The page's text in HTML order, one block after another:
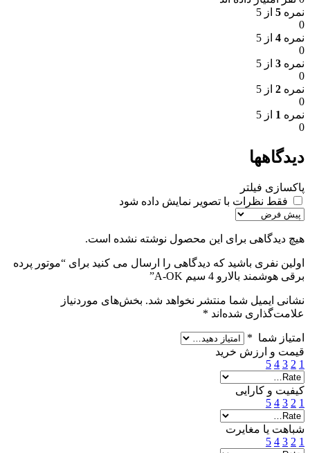
نمره 5 از 5
0
نمره 4 از 5
0
نمره 3 از 5
0
نمره 2 از 5
0
نمره 1 از 5
0
دیدگاهها
پاکسازی فیلتر
فقط نظرات با تصویر نمایش داده شود
هیچ دیدگاهی برای این محصول نوشته نشده است.
اولین نفری باشید که دیدگاهی را ارسال می کنید برای “موتور پرده
برقی هوشمند بالارو 4 سیم A-OK”
نشانی ایمیل شما منتشر نخواهد شد. بخش‌های موردنیاز
علامت‌گذاری شده‌اند *
امتیاز شما *
قیمت و ارزش خرید
1
2
3
4
5
کیفیت و کارایی
1
2
3
4
5
شباهت یا مغایرت
1
2
3
4
5